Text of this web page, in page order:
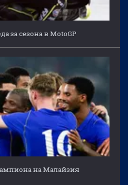
за сезона в MotoGP
на Малайзия